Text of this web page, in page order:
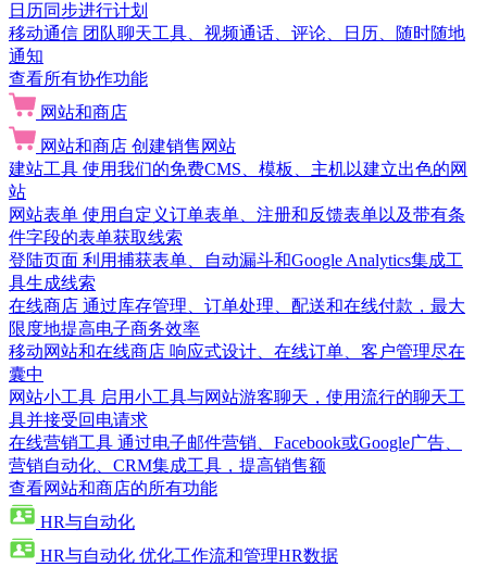
日历同步进行计划
移动通信 团队聊天工具、视频通话、评论、日历、随时随地
通知
查看所有协作功能
网站和商店
网站和商店 创建销售网站
建站工具 使用我们的免费CMS、模板、主机以建立出色的网
站
网站表单 使用自定义订单表单、注册和反馈表单以及带有条
件字段的表单获取线索
登陆页面 利用捕获表单、自动漏斗和Google Analytics集成工
具生成线索
在线商店 通过库存管理、订单处理、配送和在线付款，最大
限度地提高电子商务效率
移动网站和在线商店 响应式设计、在线订单、客户管理尽在
囊中
网站小工具 启用小工具与网站游客聊天，使用流行的聊天工
具并接受回电请求
在线营销工具 通过电子邮件营销、Facebook或Google广告、
营销自动化、CRM集成工具，提高销售额
查看网站和商店的所有功能
HR与自动化
HR与自动化 优化工作流和管理HR数据